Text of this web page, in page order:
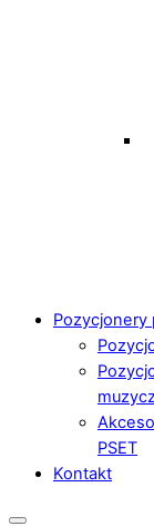
Pozycjonery
PSET
Kontakt